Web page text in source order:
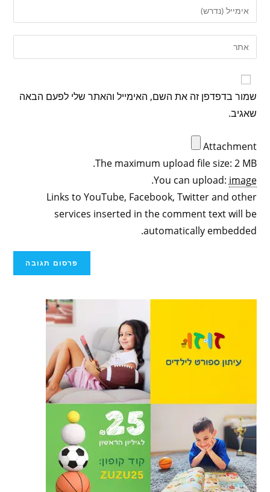
שמור בדפדפן זה את השם, האימייל והאתר שלי לפעם הבאה
שאגיב.
Attachment
The maximum upload file size: 2 MB.
You can upload: image
.
Links to YouTube, Facebook, Twitter and other
services inserted in the comment text will be
automatically embedded.